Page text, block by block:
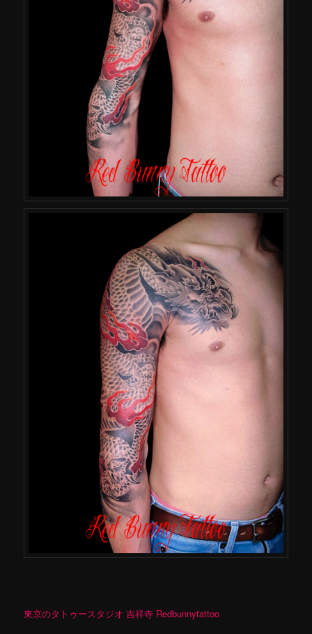
東京のタトゥースタジオ 吉祥寺 Redbunnytattoo